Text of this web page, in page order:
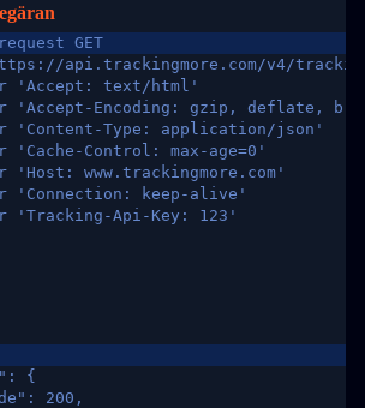
GET
api.trackingmore.com/v4/trackings/
'Accept: text/html'
'Accept-Encoding: gzip, deflate,
'Content-Type: application/json'
'Cache-Control: max-age=0'
'Host: www.trackingmore.com'
'Connection: keep-alive'
'Tracking-Api-Key: 123'
{
200,